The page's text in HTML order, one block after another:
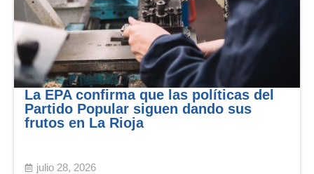
La EPA confirma que las políticas del
Partido Popular siguen dando sus
frutos en La Rioja
julio 28, 2026